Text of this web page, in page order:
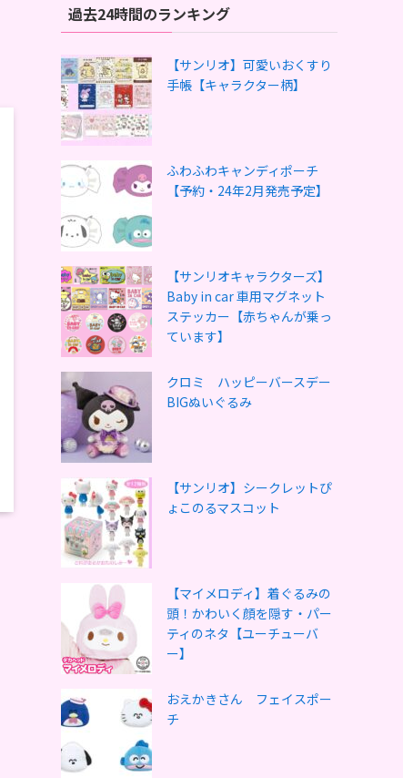
過去24時間のランキング
【サンリオ】可愛いおくすり
手帳【キャラクター柄】
ふわふわキャンディポーチ
【予約・24年2月発売予定】
【サンリオキャラクターズ】
Baby in car 車用マグネット
ステッカー【赤ちゃんが乗っ
ています】
クロミ ハッピーバースデー
BIGぬいぐるみ
【サンリオ】シークレットぴ
ょこのるマスコット
【マイメロディ】着ぐるみの
頭！かわいく顔を隠す・パー
ティのネタ【ユーチューバ
ー】
おえかきさん フェイスポー
チ